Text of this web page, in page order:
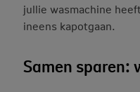
jullie wasmachine
ineens kapotgaan.
Samen sparen: